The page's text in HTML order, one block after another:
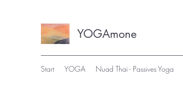
YOGAmone
Start YOGA Nuad Thai - Passives Yoga